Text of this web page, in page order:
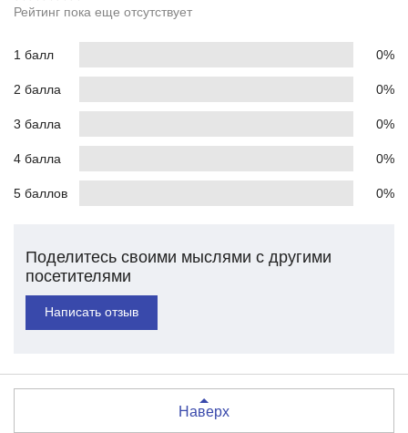
Рейтинг пока еще отсутствует
1 балл 0%
2 балла 0%
3 балла 0%
4 балла 0%
5 баллов 0%
Поделитесь своими мыслями с другими
посетителями
Написать отзыв
Наверх